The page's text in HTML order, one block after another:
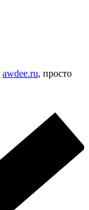
awdee.ru, просто